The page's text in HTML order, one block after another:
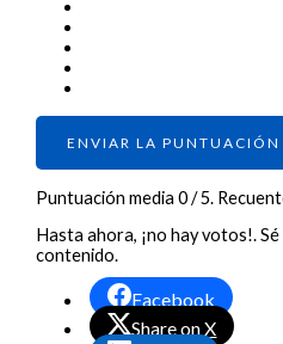
ENVIAR LA PUNTUACIÓN
Puntuación media0/ 5.
Hasta ahora, ¡no hay votos!.
contenido.
Facebook
Share on X